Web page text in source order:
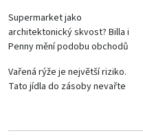
Supermarket jako
architektonický skvost? Billa i
Penny mění podobu obchodů
Vařená rýže je největší riziko.
Tato jídla do zásoby nevařte